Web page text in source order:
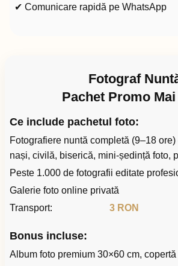
✔ Comunicare rapidă pe WhatsApp
Fotograf
Pachet Promo Mai
Ce include pachetul foto:
Fotografiere nuntă completă (9–18 ore)
nași, civilă, biserică, mini-ședință foto,
Peste 1.000 de fotografii editate
Galerie foto online privată
Transport:
3 RON
Bonus incluse:
Album foto premium 30×60 cm,